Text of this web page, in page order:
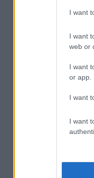
I want
I want
web or
I want
or app.
I want
I want